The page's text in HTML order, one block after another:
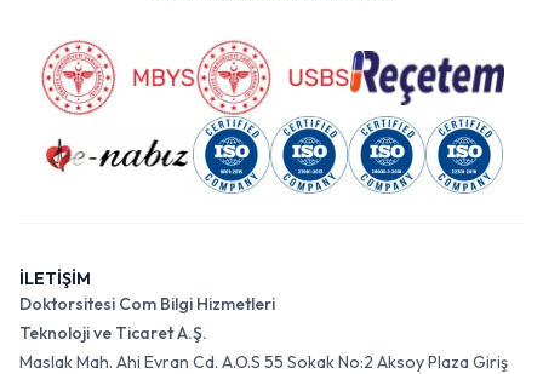
İLETİŞİM
Doktorsitesi Com Bilgi Hizmetleri
Teknoloji ve Ticaret A.Ş.
Maslak Mah. Ahi Evran Cd. A.O.S 55 Sokak No:2 Aksoy Plaza Giriş